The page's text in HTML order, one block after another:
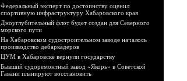
Федеральный эксперт по достоинству оценил
спортивную инфраструктуру Хабаровского края
Дноуглубительный флот будет создан для Северного
морского пути
На Хабаровском судостроительном заводе началось
производство дебаркадеров
ЦУМ в Хабаровске вернули государству
Бывший судоремонтный завод «Якорь» в Советской
Гавани планируют восстановить